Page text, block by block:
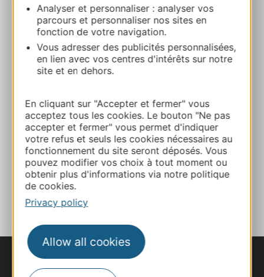
Analyser et personnaliser : analyser vos
parcours et personnaliser nos sites en
fonction de votre navigation.
Vous adresser des publicités personnalisées,
en lien avec vos centres d'intérêts sur notre
site et en dehors.
En cliquant sur "Accepter et fermer" vous
acceptez tous les cookies. Le bouton "Ne pas
accepter et fermer" vous permet d'indiquer
votre refus et seuls les cookies nécessaires au
fonctionnement du site seront déposés. Vous
pouvez modifier vos choix à tout moment ou
obtenir plus d'informations via notre politique
de cookies.
Privacy policy
Allow all cookies
La Salamandre – Chambre d’hôtes
479C Route de Nîmes 30140 TORNAC
Route & access
06 86 92 08 05
E-mail
ADD TO FAVORITES